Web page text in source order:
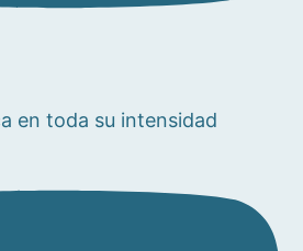
en toda su intensidad